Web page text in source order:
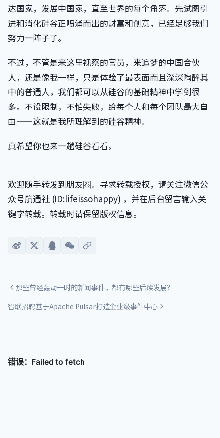
达国家，发展中国家，直至世界的每个角落。先试图引
进和消化硅谷正喷涌而出的财富和创意，已经足够我们
努力一阵子了。
不过，不管是来这里视察的官员，来追梦的中国合伙
人，还是像我一样，只是体验了最表面而且深深陶醉其
中的普通人，我们都可以从硅谷的基础精神中学到很
多。不设限制，不怕失败，给每个人和每个团队最大自
由——这就是我所理解到的硅谷精神。
真希望你也来一趟硅谷看看。
欢迎随手转发到朋友圈。寻求转载授权，请关注微信公
众号航通社 (ID:lifeissohappy) ，并在后台留言输入关
键字转载。转载时请保留版权信息。
那些曾经轰动一时的新闻事件，都有哪些后续发展？
智联招聘基于Apache Pulsar打造企业级事件中心